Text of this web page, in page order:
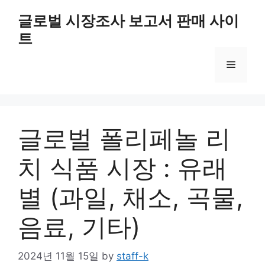
content
글로벌 시장조사 보고서 판매 사이
트
Menu
글로벌 폴리페놀 리
치 식품 시장 : 유래
별 (과일, 채소, 곡물,
음료, 기타)
2024년 11월 15일 by staff-k